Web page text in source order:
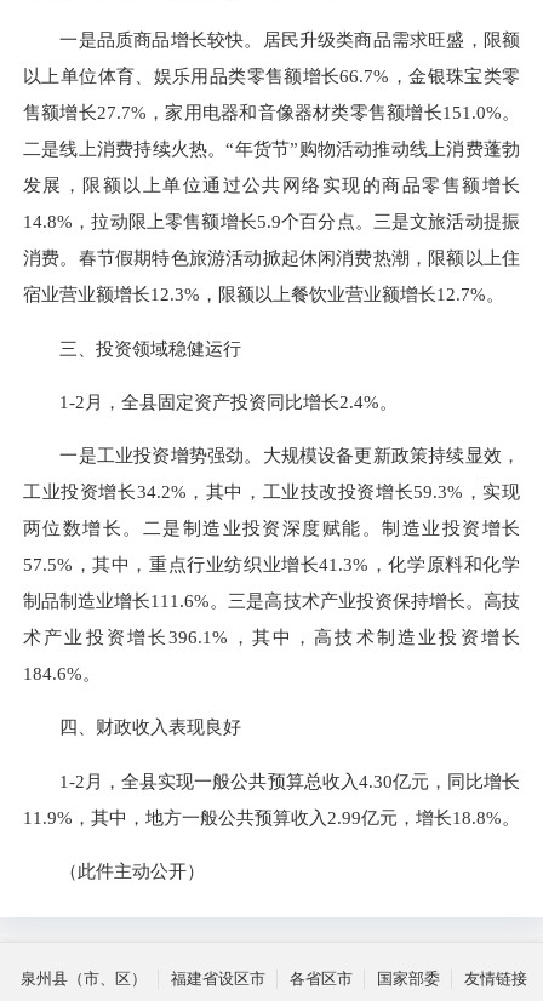
一是品质商品增长较快。居民升级类商品需求旺盛，限额
以上单位体育、娱乐用品类零售额增长66.7%，金银珠宝类零
售额增长27.7%，家用电器和音像器材类零售额增长151.0%。
二是线上消费持续火热。“年货节”购物活动推动线上消费蓬勃
发展，限额以上单位通过公共网络实现的商品零售额增长
14.8%，拉动限上零售额增长5.9个百分点。三是文旅活动提振
消费。春节假期特色旅游活动掀起休闲消费热潮，限额以上住
宿业营业额增长12.3%，限额以上餐饮业营业额增长12.7%。
三、投资领域稳健运行
1-2月，全县固定资产投资同比增长2.4%。
一是工业投资增势强劲。大规模设备更新政策持续显效，
工业投资增长34.2%，其中，工业技改投资增长59.3%，实现
两位数增长。二是制造业投资深度赋能。制造业投资增长
57.5%，其中，重点行业纺织业增长41.3%，化学原料和化学
制品制造业增长111.6%。三是高技术产业投资保持增长。高技
术产业投资增长396.1%，其中，高技术制造业投资增长
184.6%。
四、财政收入表现良好
1-2月，全县实现一般公共预算总收入4.30亿元，同比增长
11.9%，其中，地方一般公共预算收入2.99亿元，增长18.8%。
（此件主动公开）
泉州县（市、区） 福建省设区市 各省区市 国家部委 友情链接